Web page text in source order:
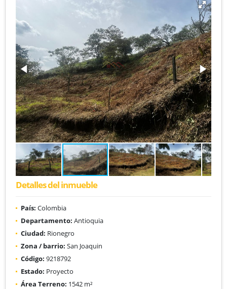
Detalles del inmueble
País: Colombia
Departamento: Antioquia
Ciudad: Rionegro
Zona / barrio: San Joaquin
Código: 9218792
Estado: Proyecto
Área Terreno: 1542 m²